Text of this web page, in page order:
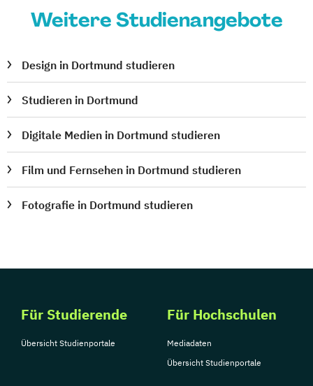
Weitere Studienangebote
Design in Dortmund studieren
Studieren in Dortmund
Digitale Medien in Dortmund studieren
Film und Fernsehen in Dortmund studieren
Fotografie in Dortmund studieren
Für Studierende
Übersicht Studienportale
Für Hochschulen
Mediadaten
Übersicht Studienportale